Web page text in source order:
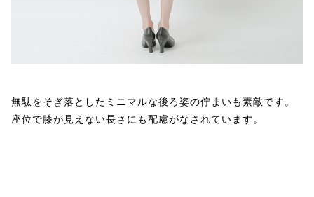
無駄をそぎ落としたミニマルな後ろ姿の佇まいも素敵です。
座位で膝が見えない長さにも配慮がなされています。